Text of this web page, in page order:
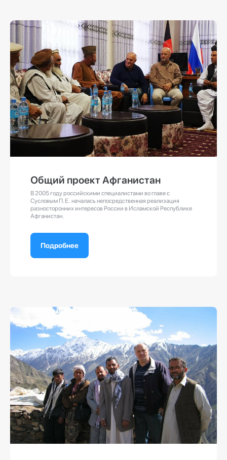
Общий проект Афганистан
В 2005 году российскими специалистами во главе с
Сусловым П. Е. началась непосредственная реализация
разносторонних интересов России в Исламской Республике
Афганистан.
Подробнее